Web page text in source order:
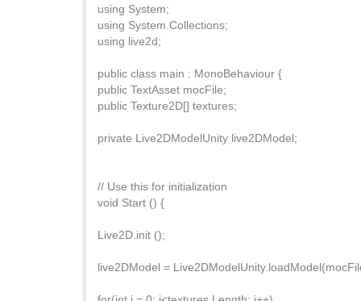
using System;
using System.Collections;
using live2d;
public class main : MonoBehaviour {
public TextAsset mocFile;
public Texture2D[] textures;
private Live2DModelUnity live2DModel;
// Use this for initialization
void Start () {
Live2D.init ();
live2DModel =